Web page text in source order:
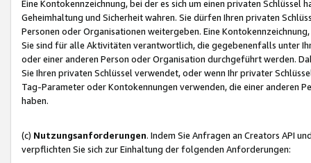
Eine Kontokennzeichnung, bei der es sich um einen privaten
Geheimhaltung und Sicherheit wahren. Sie dürfen Ihren privaten
Personen oder Organisationen weitergeben. Eine
Sie sind für alle Aktivitäten verantwortlich, die gegebenenfalls unter
oder einer anderen Person oder Organisation durchgeführt werden.
Sie Ihren privaten Schlüssel verwendet, oder wenn Ihr privater
Tag-Parameter oder Kontokennungen verwenden, die einer anderen
haben.
(c) Nutzungsanforderungen. Indem Sie Anfragen an Creators API
verpflichten Sie sich zur Einhaltung der folgenden Anforderungen: